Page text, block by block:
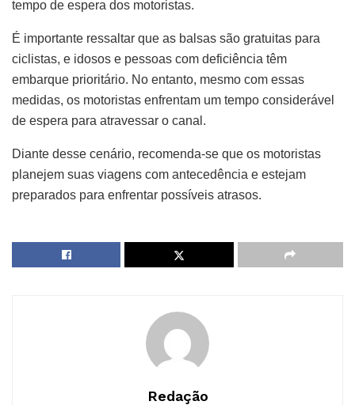
tempo de espera dos motoristas.
É importante ressaltar que as balsas são gratuitas para
ciclistas, e idosos e pessoas com deficiência têm
embarque prioritário. No entanto, mesmo com essas
medidas, os motoristas enfrentam um tempo considerável
de espera para atravessar o canal.
Diante desse cenário, recomenda-se que os motoristas
planejem suas viagens com antecedência e estejam
preparados para enfrentar possíveis atrasos.
Redação